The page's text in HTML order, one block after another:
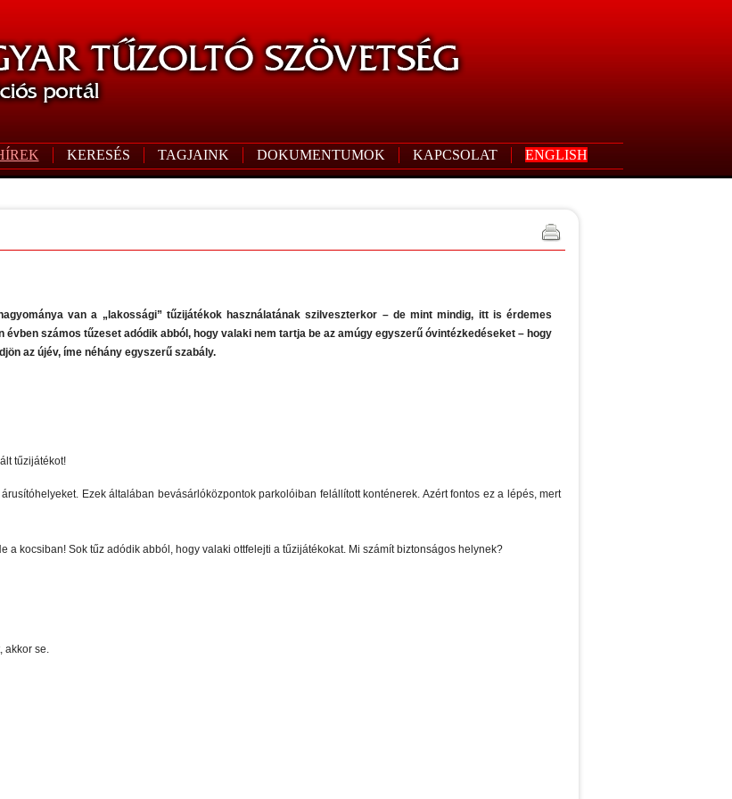
KERESÉS TAGJAINK DOKUMENTUMOK KAPCSOLAT ENGLISH
van a „lakossági” tűzijátékok használatának szilveszterkor – de mint mindig, itt is érdemes
évben számos tűzeset adódik abból, hogy valaki nem tartja be az amúgy egyszerű óvintézkedéseket – hogy
az újév, íme néhány egyszerű szabály.
tűzijátékot!
Ezek általában bevásárlóközpontok parkolóiban felállított konténerek. Azért fontos ez a lépés, mert
a kocsiban! Sok tűz adódik abból, hogy valaki ottfelejti a tűzijátékokat. Mi számít biztonságos helynek?
akkor se.